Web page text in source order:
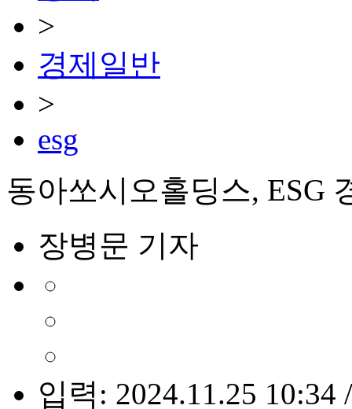
>
경제일반
>
esg
동아쏘시오홀딩스, ESG
장병문 기자
입력: 2024.11.25 10:34